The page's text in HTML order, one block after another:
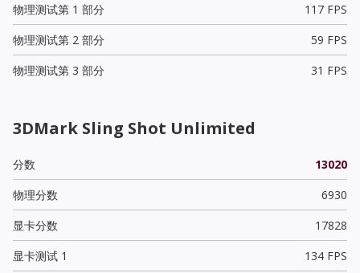
物理测试第 1 部分
117 FPS
物理测试第 2 部分
59 FPS
物理测试第 3 部分
31 FPS
3DMark Sling Shot Unlimited
分数
13020
物理分数
6930
显卡分数
17828
显卡测试 1
134 FPS